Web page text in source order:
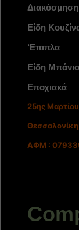
Διακόσμηση
Είδη
‘Επιπλα
Είδη
Εποχιακά
25ης
ΑΦΜ :